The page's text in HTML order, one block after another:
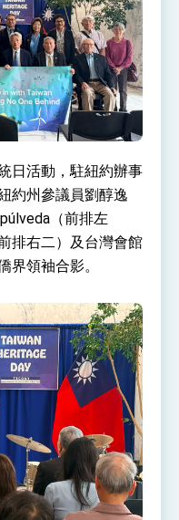
日活動，駐紐約辦事
約州參議員劉醇逸
（前排左
排右二）及台灣會館
界領袖合影。